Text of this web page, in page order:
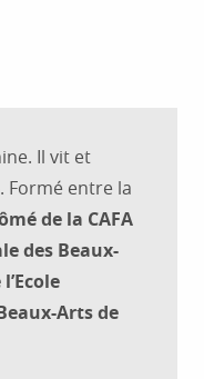
Il vit et
Formé entre la
de la CAFA
des Beaux-
Arts de